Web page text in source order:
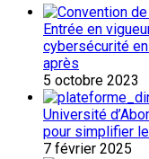
Entrée en
cybersécurité
après
5 octobre 2023
Université
pour simplifier
7 février 2025